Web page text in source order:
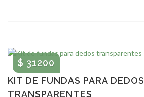
KIT DE FUNDAS PARA DEDOS
TRANSPARENTES
$ 31200